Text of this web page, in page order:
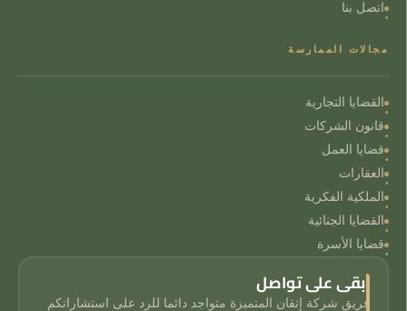
اتصل بنا
مجالات الممارسة
القضايا التجارية
قانون الشركات
قضايا العمل
العقارات
الملكية الفكرية
القضايا الجنائية
قضايا الأسرة
ابقى على تواصل
فريق شركة إتقان المتميزة متواجد دائما للرد على استشاراتكم